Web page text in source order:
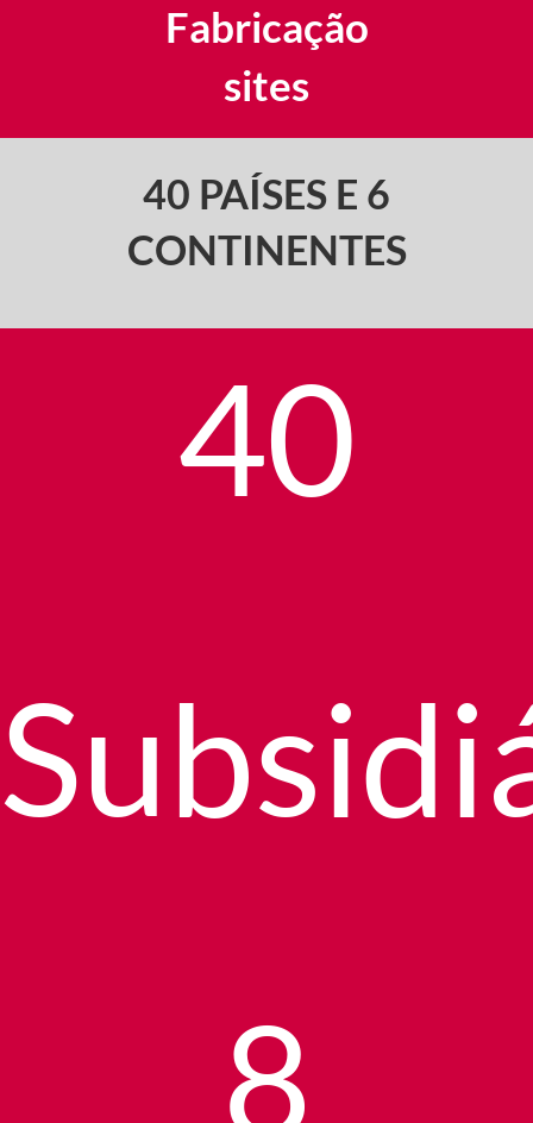
Fabricação
sites
40 PAÍSES E 6
CONTINENTES
40
8